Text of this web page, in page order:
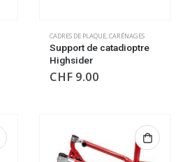
CADRES DE PLAQUE,CARÉNAGES
Support de catadioptre
Highsider
CHF 9.00